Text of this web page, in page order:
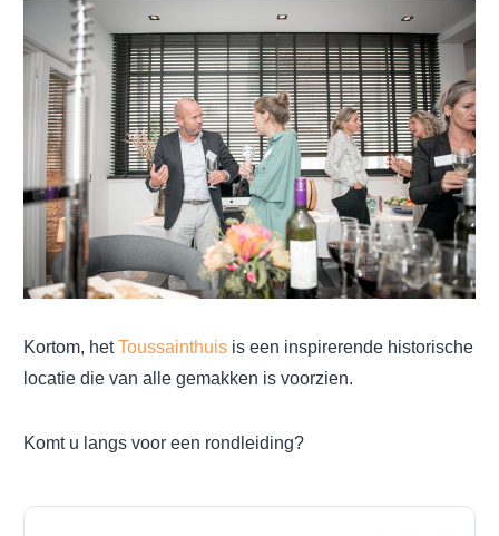
Kortom, hetToussainthuis is een inspirerende historische
locatie die van alle gemakken is voorzien.
Komt u langs voor een rondleiding?